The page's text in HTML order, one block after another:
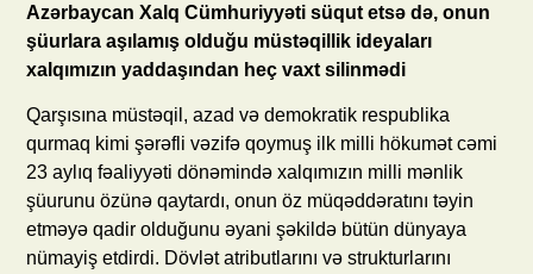
Azərbaycan Xalq Cümhuriyyəti süqut etsə də, onun
şüurlara aşılamış olduğu müstəqillik ideyaları
xalqımızın yaddaşından heç vaxt silinmədi
Qarşısına müstəqil, azad və demokratik respublika
qurmaq kimi şərəfli vəzifə qoymuş ilk milli hökumət cəmi
23 aylıq fəaliyyəti dönəmində xalqımızın milli mənlik
şüurunu özünə qaytardı, onun öz müqəddəratını təyin
etməyə qadir olduğunu əyani şəkildə bütün dünyaya
nümayiş etdirdi. Dövlət atributlarını və strukturlarını